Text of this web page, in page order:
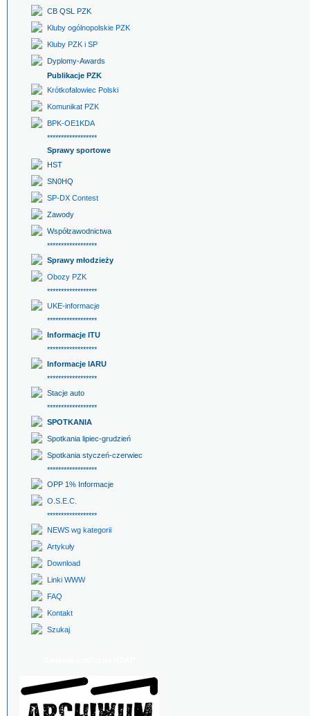
CB QSL PZK
Kluby ogólnopolskie PZK
Kluby PZK i SP
Dyplomy-Awards
Publikacje PZK
Krótkofalowiec Polski
Komunikat PZK
BPK-OE1KDA
******************
Sprawy sportowe
HST
SN0HQ
SP-DX Contest
Zawody
Współzawodnictwa
******************
Sprawy młodzieży
Obozy PZK
******************
UKE-informacje
******************
Informacje ITU
******************
Informacje IARU
******************
Stacje auto
******************
SPOTKANIA
Spotkania lipiec-grudzień
Spotkania styczeń-czerwiec
******************
OPP 1% Informacje
O.S.E.C.
******************
NEWS wg kategorii
Artykuły
Download
Linki WWW
FAQ
Kontakt
Szukaj